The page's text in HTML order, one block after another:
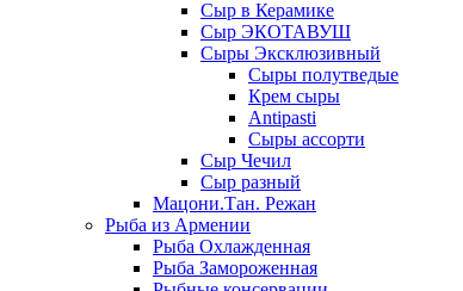
Сыр в Керамике
Сыр ЭКОТАВУШ
Сыры Эксклюзивный
Сыры полутведые
Крем сыры
Antipasti
Сыры ассорти
Сыр Чечил
Сыр разный
Мацони.Тан. Режан
Рыба из Армении
Рыба Охлажденная
Рыба Замороженная